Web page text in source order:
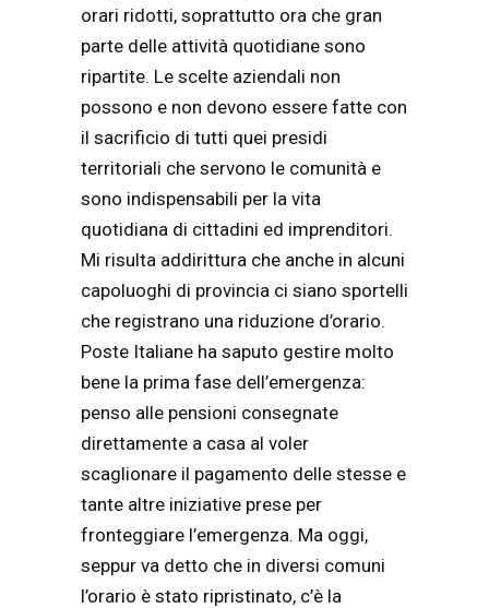
orari ridotti, soprattutto ora che gran
parte delle attività quotidiane sono
ripartite. Le scelte aziendali non
possono e non devono essere fatte con
il sacrificio di tutti quei presidi
territoriali che servono le comunità e
sono indispensabili per la vita
quotidiana di cittadini ed imprenditori.
Mi risulta addirittura che anche in alcuni
capoluoghi di provincia ci siano sportelli
che registrano una riduzione d’orario.
Poste Italiane ha saputo gestire molto
bene la prima fase dell’emergenza:
penso alle pensioni consegnate
direttamente a casa al voler
scaglionare il pagamento delle stesse e
tante altre iniziative prese per
fronteggiare l’emergenza. Ma oggi,
seppur va detto che in diversi comuni
l’orario è stato ripristinato, c’è la